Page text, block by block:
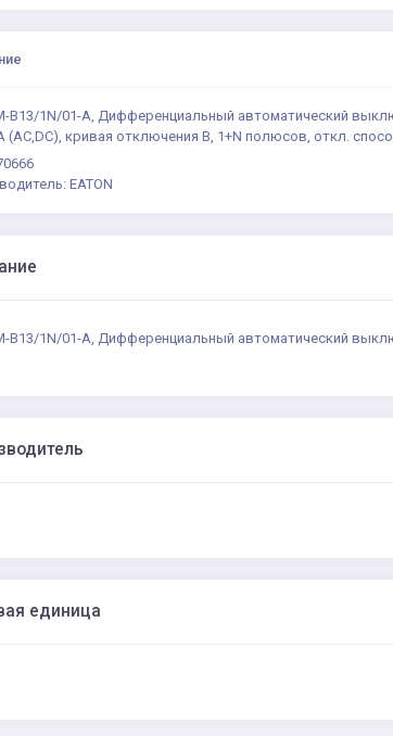
B13/1N/01-A, Дифференциальный автоматический
(AC,DC), кривая отключения В, 1+N полюсов, откл.
EATON
B13/1N/01-A, Дифференциальный автоматический
единица